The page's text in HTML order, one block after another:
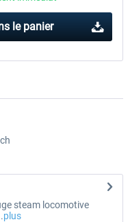
le panier
steam locomotive
plus